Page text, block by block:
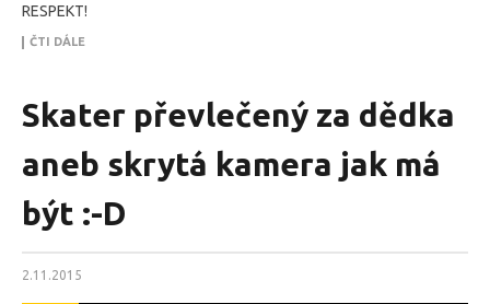
RESPEKT!
ČTI DÁLE
Skater převlečený za dědka
aneb skrytá kamera jak má
být :-D
2.11.2015